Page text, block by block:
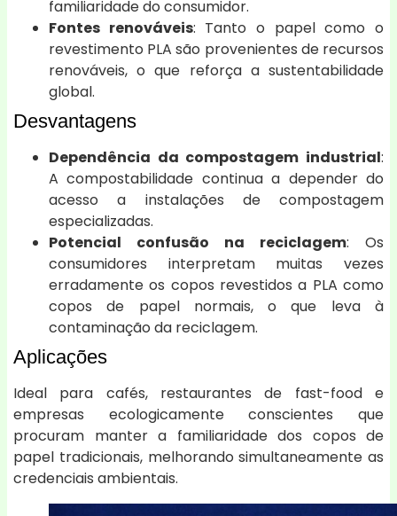
familiaridade do consumidor.
Fontes renováveis: Tanto o papel como o
revestimento PLA são provenientes de recursos
renováveis, o que reforça a sustentabilidade
global.
Desvantagens
Dependência da compostagem industrial:
A compostabilidade continua a depender do
acesso a instalações de compostagem
especializadas.
Potencial confusão na reciclagem: Os
consumidores interpretam muitas vezes
erradamente os copos revestidos a PLA como
copos de papel normais, o que leva à
contaminação da reciclagem.
Aplicações
Ideal para cafés, restaurantes de fast-food e
empresas ecologicamente conscientes que
procuram manter a familiaridade dos copos de
papel tradicionais, melhorando simultaneamente as
credenciais ambientais.